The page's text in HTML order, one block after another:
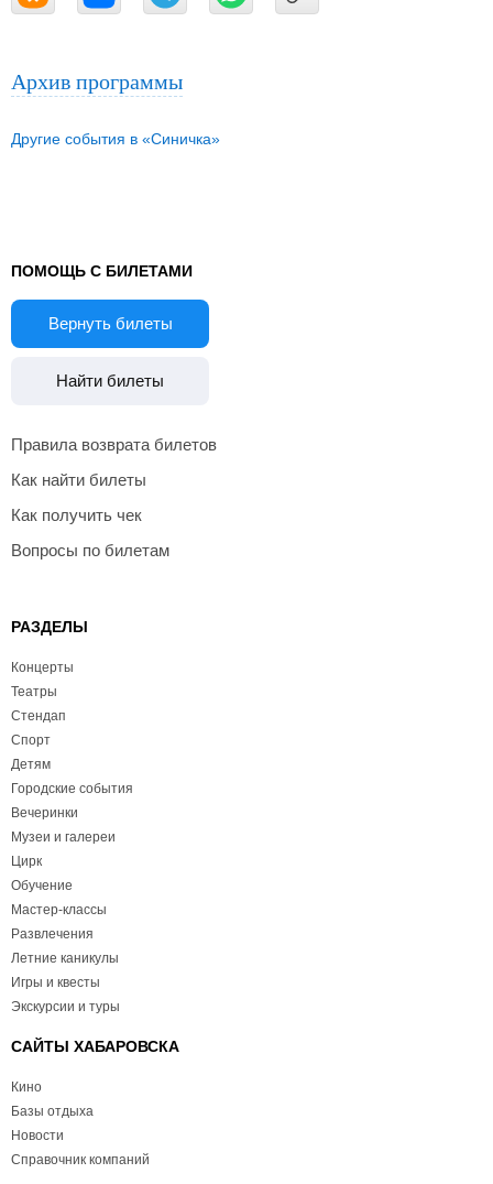
Архив программы
Другие события в «Синичка»
ПОМОЩЬ С БИЛЕТАМИ
Вернуть билеты
Найти билеты
Правила возврата билетов
Как найти билеты
Как получить чек
Вопросы по билетам
РАЗДЕЛЫ
Концерты
Театры
Стендап
Спорт
Детям
Городские события
Вечеринки
Музеи и галереи
Цирк
Обучение
Мастер-классы
Развлечения
Летние каникулы
Игры и квесты
Экскурсии и туры
САЙТЫ ХАБАРОВСКА
Кино
Базы отдыха
Новости
Справочник компаний